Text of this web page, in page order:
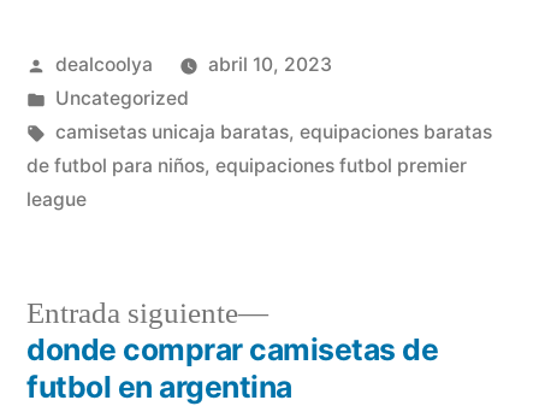
Publicado
por
dealcoolya
abril 10, 2023
Publicado
en
Uncategorized
Etiquetas:
camisetas unicaja baratas, equipaciones baratas
de futbol para niños, equipaciones futbol premier
league
Navegación
Entrada siguiente
Entrada
siguiente:
donde comprar camisetas de
futbol en argentina